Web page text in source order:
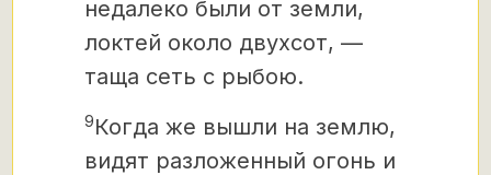
недалеко были от земли,
локтей около двухсот, —
таща сеть с рыбою.
9Когда же вышли на землю,
видят разложенный огонь и